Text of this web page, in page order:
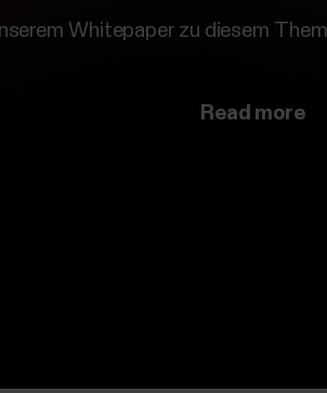
Whitepaper zu diesem
Read more